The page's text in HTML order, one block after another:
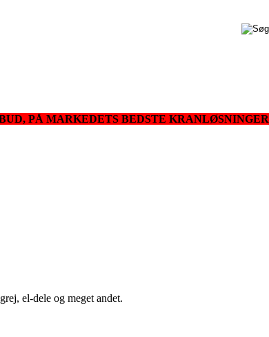
PÅ MARKEDETS BEDSTE KRANLØSNINGER
el-dele og meget andet.